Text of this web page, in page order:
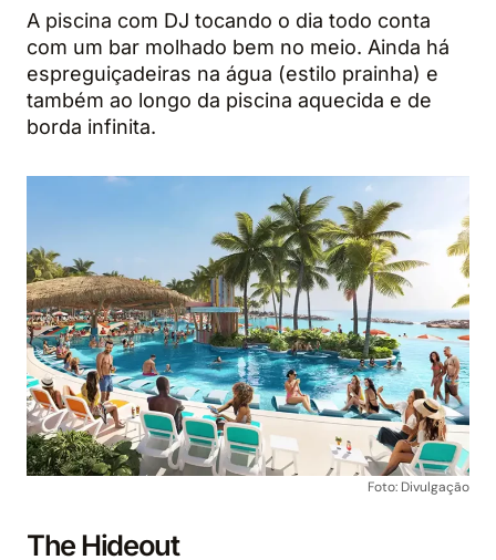
A piscina com DJ tocando o dia todo conta
com um bar molhado bem no meio. Ainda há
espreguiçadeiras na água (estilo prainha) e
também ao longo da piscina aquecida e de
borda infinita.
Foto: Divulgação
The Hideout